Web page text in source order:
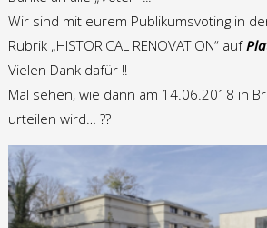
Mitarbeiter
Geschäftsführung
Firma in Zahlen
Jobbörse
Wir sind mit eurem Publikumsvoting in
Rubrik „HISTORICAL RENOVATION“ auf
Vielen Dank dafür !!
Mal sehen, wie dann am 14.06.2018 in
urteilen wird… ??